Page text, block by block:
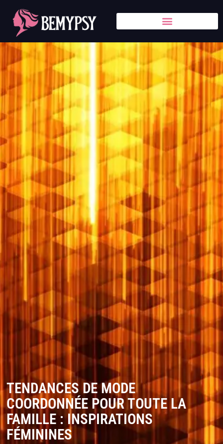
TENDANCES DE MODE
COORDONNÉE POUR TOUTE LA
FAMILLE : INSPIRATIONS
FÉMININES